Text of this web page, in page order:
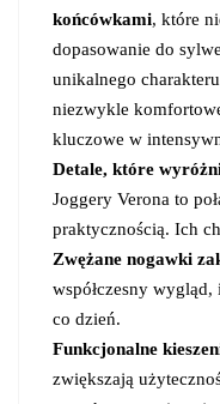
końcówkami, które
dopasowanie do
unikalnego
niezwykle
kluczowe w
Detale, które
Joggery Verona to
praktycznością. Ich
Zwężane nogawki
współczesny
co dzień.
Funkcjonalne
zwiększają